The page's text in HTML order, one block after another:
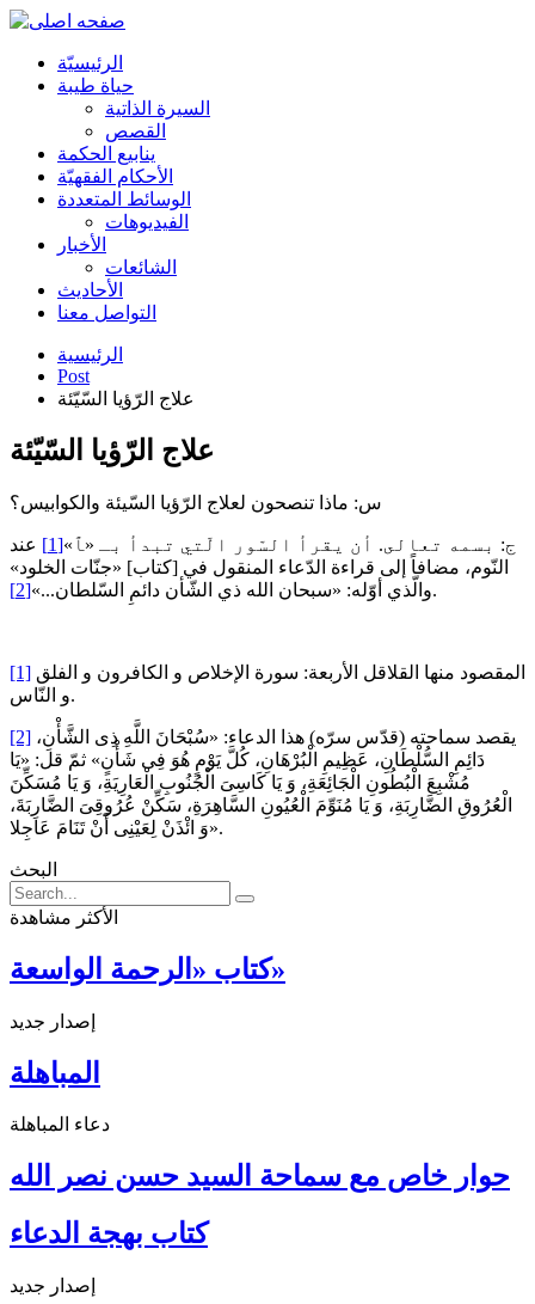
الرئیسیّة
حياة طيبة
السيرة الذاتية
القصص
ينابيع الحكمة
الأحکام الفقهیّة
الوسائط المتعددة
الفیدیوهات
الأخبار
الشائعات
الأحادیث
التواصل معنا
الرئيسية
Post
علاج الرّؤيا السّيّئة
علاج الرّؤيا السّيّئة
س: ماذا تنصحون لعلاج الرّؤيا السّيئة والكوابيس؟
ج: بسمه تعالى. أن يقرأ السّور الّتي تبدأ بـ «ﭑ»[1]
عند
النّوم، مضافاً إلى قراءة الدّعاء المنقول في [كتاب] «جنّات الخلود»
والّذي أوّله: «سبحان الله ذي الشّأن دائمِ السّلطان...»[2] .
[1]
و النّاس.
[2]
دَائِمِ السُّلْطَانِ، عَظِیمِ الْبُرْهَانِ، كُلَّ یَوْمٍ هُوَ فِی شَأْنٍ» ثمّ قل: «یَا
مُشْبِعَ الْبُطُونِ الْجَائِعَةِ، وَ یَا كَاسِیَ الْجُنُوبِ الْعَارِیَةِ، وَ یَا مُسَكِّنَ
الْعُرُوقِ الضَّارِبَةِ، وَ یَا مُنَوِّمَ الْعُیُونِ السَّاهِرَةِ، سَكِّنْ عُرُوقِیَ الضَّارِبَةَ،
وَ ائْذَنْ لِعَیْنِی أَنْ تَنَامَ عَاجِلا».
البحث
الأكثر مشاهدة
كتاب «الرحمة الواسعة»
إصدار جديد
المباهلة
دعاء المباهلة
حوار خاص مع سماحة السيد حسن نصر الله
كتاب بهجة الدعاء
إصدار جديد